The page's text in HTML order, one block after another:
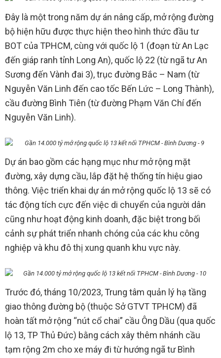
Đây là một trong năm dự án nâng cấp, mở rộng đường
bộ hiện hữu được thực hiện theo hình thức đầu tư
BOT của TPHCM, cùng với quốc lộ 1 (đoạn từ An Lạc
đến giáp ranh tỉnh Long An), quốc lộ 22 (từ ngã tư An
Sương đến Vành đai 3), trục đường Bắc – Nam (từ
Nguyễn Văn Linh đến cao tốc Bến Lức – Long Thành),
cầu đường Bình Tiên (từ đường Phạm Văn Chí đến
Nguyễn Văn Linh).
Dự án bao gồm các hạng mục như mở rộng mặt
đường, xây dựng cầu, lắp đặt hệ thống tín hiệu giao
thông. Việc triển khai dự án mở rộng quốc lộ 13 sẽ có
tác động tích cực đến việc di chuyển của người dân
cũng như hoạt động kinh doanh, đặc biệt trong bối
cảnh sự phát triển nhanh chóng của các khu công
nghiệp và khu đô thị xung quanh khu vực này.
Trước đó, tháng 10/2023, Trung tâm quản lý hạ tầng
giao thông đường bộ (thuộc Sở GTVT TPHCM) đã
hoàn tất mở rộng “nút cổ chai” cầu Ông Dầu (qua quốc
lộ 13, TP Thủ Đức) bằng cách xây thêm nhánh cầu
tạm rộng 2m cho xe máy đi từ hướng ngã tư Bình